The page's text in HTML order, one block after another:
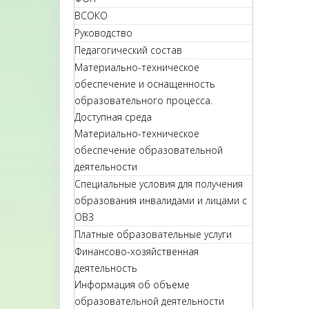
ВСОКО
Руководство
Педагогический состав
Материально-техническое
обеспечение и оснащенность
образовательного процесса.
Доступная среда
Материально-техническое
обеспечение образовательной
деятельности
Специальные условия для получения
образования инвалидами и лицами с
ОВЗ
Платные образовательные услуги
Финансово-хозяйственная
деятельность
Информация об объеме
образовательной деятельности